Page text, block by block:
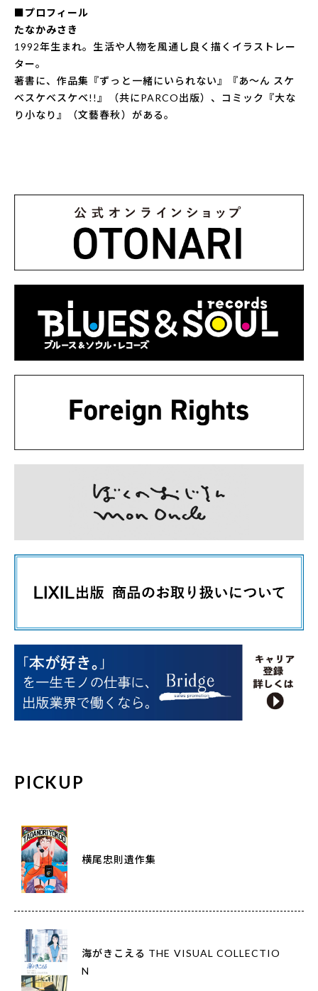
■プロフィール
たなかみさき
1992年生まれ。生活や人物を風通し良く描くイラストレー
ター。
著書に、作品集『ずっと一緒にいられない』『あ～ん スケ
ベスケベスケベ!!』（共にPARCO出版）、コミック『大な
り小なり』（文藝春秋）がある。
PICKUP
横尾忠則遺作集
海がきこえる THE VISUAL COLLECTIO
N